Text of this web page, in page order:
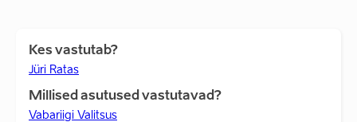
Kes vastutab?
Jüri Ratas
Millised asutused vastutavad?
Vabariigi Valitsus